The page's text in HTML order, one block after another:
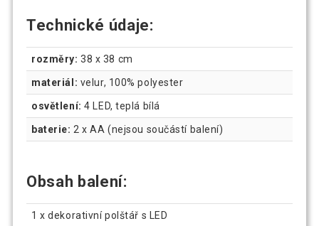
Technické údaje:
rozměry: 38 x 38 cm
materiál: velur, 100% polyester
osvětlení: 4 LED, teplá bílá
baterie: 2 x AA (nejsou součástí balení)
Obsah balení:
1 x dekorativní polštář s LED